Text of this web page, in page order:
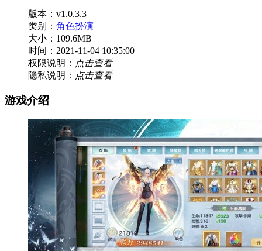
版本：v1.0.3.3
类别： 角色扮演
大小：109.6MB
时间：2021-11-04 10:35:00
权限说明： 点击查看
隐私说明： 点击查看
游戏介绍